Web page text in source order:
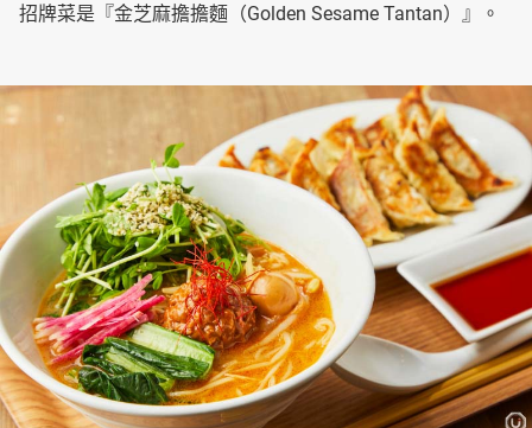
招牌菜是『金芝麻擔擔麵（Golden Sesame Tantan）』。